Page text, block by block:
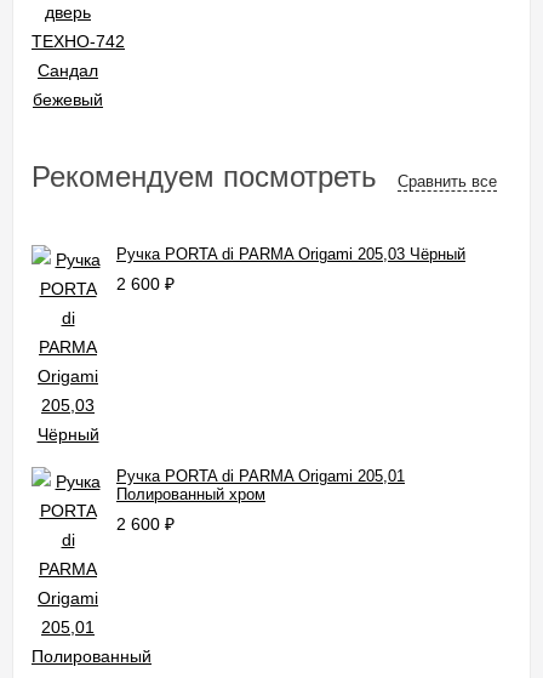
Рекомендуем посмотреть Сравнить все
Ручка PORTA di PARMA Origami 205,03 Чёрный
2 600 ₽
Ручка PORTA di PARMA Origami 205,01
Полированный хром
2 600 ₽